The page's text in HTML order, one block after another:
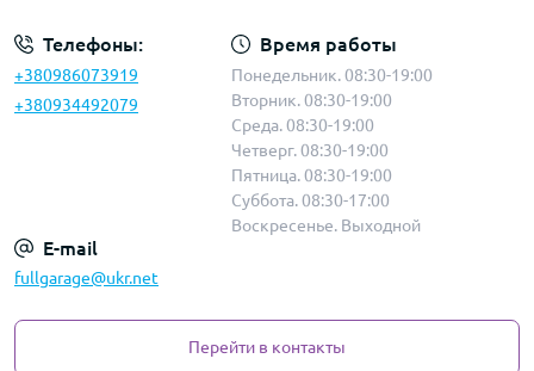
Телефоны:
+380986073919
+380934492079
Время работы
Понедельник. 08:30-19:00
Вторник. 08:30-19:00
Среда. 08:30-19:00
Четверг. 08:30-19:00
Пятница. 08:30-19:00
Суббота. 08:30-17:00
Воскресенье. Выходной
E-mail
fullgarage@ukr.net
Перейти в контакты